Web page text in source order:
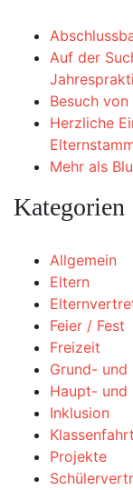
Auf der
Besuch
Herzliche
Mehr als
Kategorien
Allgemein
Eltern
Feier / Fest
Freizeit
Grund-
Haupt- und
Inklusion
Projekte